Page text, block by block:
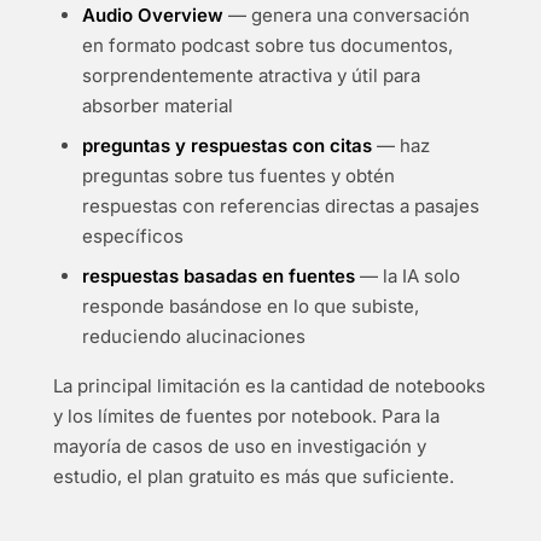
Audio Overview — genera una conversación
en formato podcast sobre tus documentos,
sorprendentemente atractiva y útil para
absorber material
preguntas y respuestas con citas — haz
preguntas sobre tus fuentes y obtén
respuestas con referencias directas a pasajes
específicos
respuestas basadas en fuentes — la IA solo
responde basándose en lo que subiste,
reduciendo alucinaciones
La principal limitación es la cantidad de notebooks
y los límites de fuentes por notebook. Para la
mayoría de casos de uso en investigación y
estudio, el plan gratuito es más que suficiente.